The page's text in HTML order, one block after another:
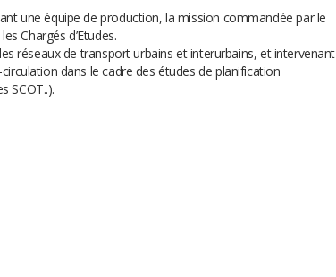
une équipe de production, la mission commandée par le
Chargés d’Etudes.
réseaux de transport urbains et interurbains, et intervenant
dans le cadre des études de planification
SCOT..).